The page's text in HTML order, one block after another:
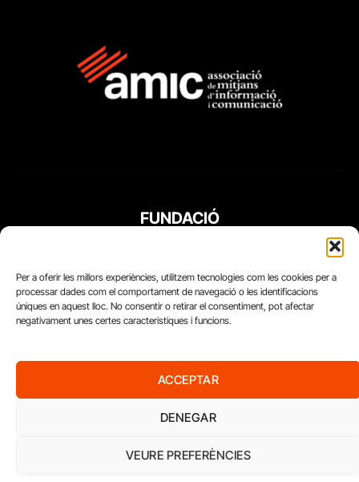
Per a oferir les millors experiències, utilitzem tecnologies com les cookies per a
processar dades com el comportament de navegació o les identificacions
úniques en aquest lloc. No consentir o retirar el consentiment, pot afectar
negativament unes certes característiques i funcions.
ACCEPTAR
DENEGAR
VEURE PREFERÈNCIES
FUNDACIÓ